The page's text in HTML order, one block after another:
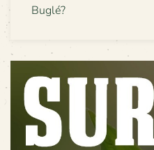
Buglé?